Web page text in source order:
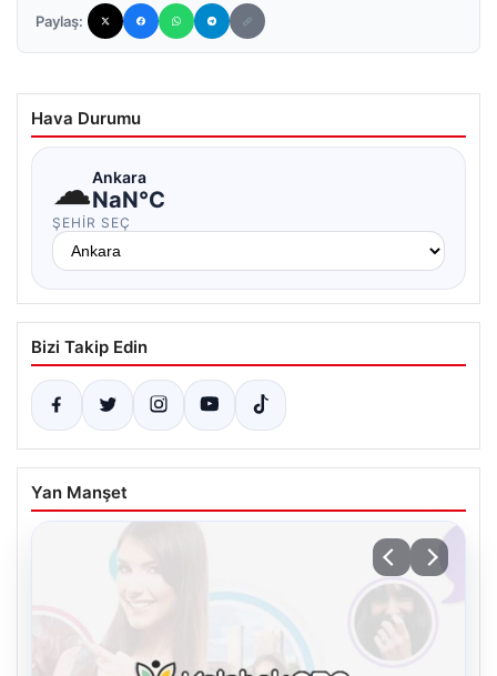
Paylaş:
Hava Durumu
☁Ankara
NaN°C
ŞEHIR SEÇ
Bizi Takip Edin
Yan Manşet